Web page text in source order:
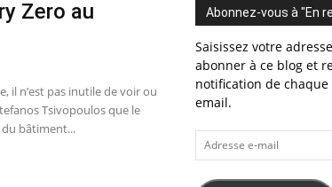
Zero au
il n’est pas inutile de voir ou
Tsivopoulos que le
du bâtiment...
Abonnez-vous à "En
Saisissez votre
abonner à ce blog et
notification de
email.
Adresse
e-
mail